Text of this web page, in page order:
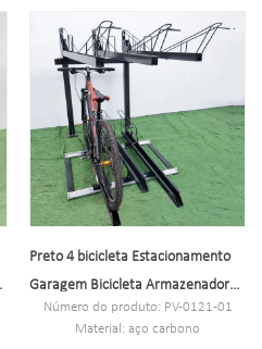
Preto 4 bicicleta Estacionamento
Garagem Bicicleta Armazenador
organizador de ciclismo
Número do produto: PV-0121-01
Material: aço carbono